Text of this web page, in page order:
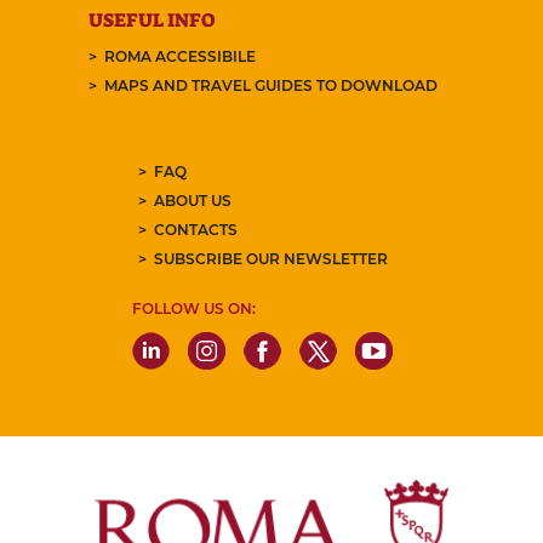
USEFUL INFO
ROMA ACCESSIBILE
MAPS AND TRAVEL GUIDES TO DOWNLOAD
FAQ
ABOUT US
CONTACTS
SUBSCRIBE OUR NEWSLETTER
FOLLOW US ON: